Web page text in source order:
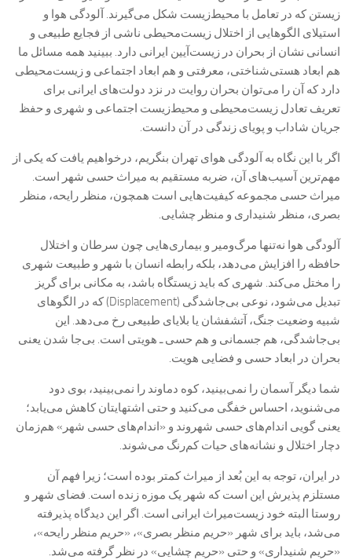
زیستن که در تعامل با محیط‌زیست شکل می‌گیرند. آلودگی هوا و
استیلای الگوهایی از اختلال زیست‌محیطی ناشی از فجایع طبیعی و
انسانی نشان از بحران در زیست‌آیین ایرانی دارد. ببینید همه مسائل ما
هم ابعاد هستی‌شناختی، معرفتی و هم ابعاد اجتماعی و زیست‌محیطی
دارد که آن را می‌توان بحران روایت در نزد دولت‌های ایرانی برای
تعریف تعادل زیست‌محیطی و محیط‌زیست اجتماعی و شهری و حفظ
جریان شاداب و پویای زندگی در آن دانست.
اگر با این نگاه به آلودگی هوای تهران بنگریم، درخواهیم یافت که یکی از
مهم‌ترین آسیب‌های آن، ضربه مستقیم به میراث حسی شهر است.
میراث حسی مجموعه کیفیت‌هایی است همچون، منظر رایحه، منظر
بصری، منظر شنیداری و منظر چشایی.
آلودگی هوا نه‌تنها مرگ‌ومیر و بیماری‌هایی چون سرطان و اختلال
حافظه را افزایش می‌دهد، بلکه رابطه انسان با شهر و طبیعت شهری
را مختل می‌کند. شهری که باید زیستگاه باشد، به مکانی برای گریز
تبدیل می‌شود، نوعی بی‌جاشدگی (Displacement) که در الگوهای
شبیه وضعیت جنگ، آتشفشان یا بلایای طبیعی رخ می‌دهد. این
بی‌جاشدگی، هم‌ جسمانی و هم حسی ـ هویتی است. بی‌جا شدن یعنی
بحران در ابعاد حسی و فضایی هویت.
شما دیگر آسمان را نمی‌بینید، کوه دماوند را نمی‌بینید، بوی دود
می‌شنوید، احساس خفگی می‌کنید و حتی اشتهایتان کاهش می‌یابد؛
یعنی گویی اندام‌های حسی شهروند و «اندام‌های حسی شهر» هم‌زمان
دچار اختلال و نشانه‌های حیات کم‌رنگ می‌شوند.
در ایران، توجه به این بُعد از میراث کمتر بوده است؛ زیرا فهم آن
مستلزم پذیرش این است که شهر یک موزه زنده است. فضای شهر و
روستا البته خود زیست‌میراث ایرانی است. اگر این دیدگاه پذیرفته
می‌شد، باید برای شهر «حریم منظر بصری»، «حریم منظر رایحه»،
«حریم شنیداری» و حتی «حریم چشایی» در نظر گرفته می‌شد.